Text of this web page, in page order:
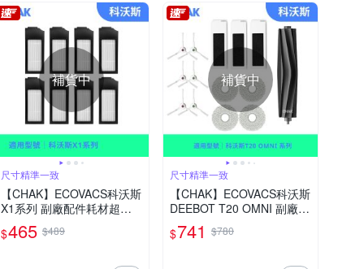
補貨中
尺寸精準一致
【CHAK】ECOVACS科沃斯
X1系列 副廠配件耗材超值
組(HEPA濾網8入組)
$465 $489
補貨中
尺寸精準一致
【CHAK】ECOVACS科沃斯
DEEBOT T20 OMNI 副廠掃
地機配件超值組(膠刷x1 邊
刷x3組 濾網x3 拖布x4)
$741 $780